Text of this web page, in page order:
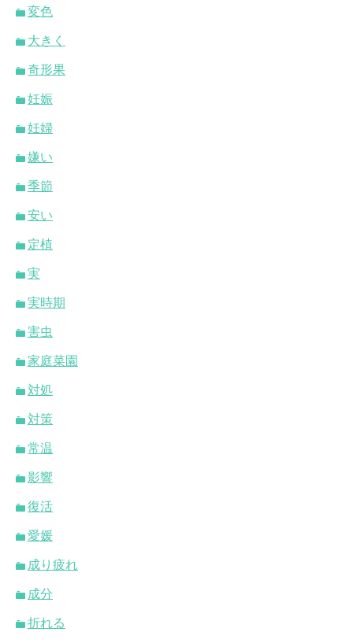
変色
大きく
奇形果
妊娠
妊婦
嫌い
季節
安い
定植
実
実時期
害虫
家庭菜園
対処
対策
常温
影響
復活
愛媛
成り疲れ
成分
折れる